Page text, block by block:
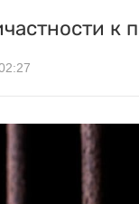
к